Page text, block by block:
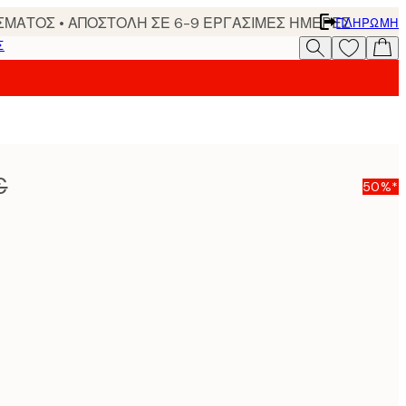
• ΑΠΟΣΤΟΛΗ ΣΕ 6-9 ΕΡΓΑΣΙΜΕΣ ΗΜΕΡΕΣΠΛΗΡΩΜΉ
50%*